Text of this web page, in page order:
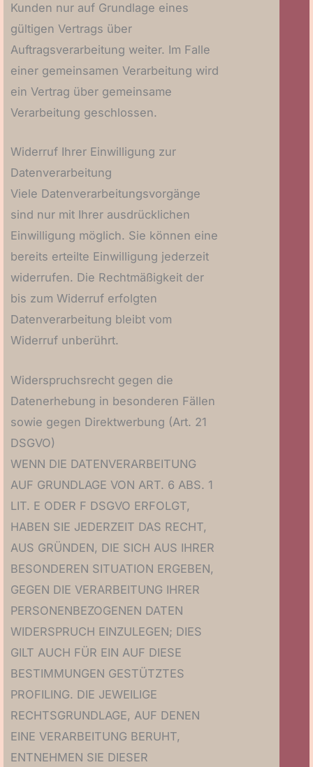
Kunden nur auf Grundlage eines
gültigen Vertrags über
Auftragsverarbeitung weiter. Im Falle
einer gemeinsamen Verarbeitung wird
ein Vertrag über gemeinsame
Verarbeitung geschlossen.
Widerruf Ihrer Einwilligung zur
Datenverarbeitung
Viele Datenverarbeitungsvorgänge
sind nur mit Ihrer ausdrücklichen
Einwilligung möglich. Sie können eine
bereits erteilte Einwilligung jederzeit
widerrufen. Die Rechtmäßigkeit der
bis zum Widerruf erfolgten
Datenverarbeitung bleibt vom
Widerruf unberührt.
Widerspruchsrecht gegen die
Datenerhebung in besonderen Fällen
sowie gegen Direktwerbung (Art. 21
DSGVO)
WENN DIE DATENVERARBEITUNG
AUF GRUNDLAGE VON ART. 6 ABS. 1
LIT. E ODER F DSGVO ERFOLGT,
HABEN SIE JEDERZEIT DAS RECHT,
AUS GRÜNDEN, DIE SICH AUS IHRER
BESONDEREN SITUATION ERGEBEN,
GEGEN DIE VERARBEITUNG IHRER
PERSONENBEZOGENEN DATEN
WIDERSPRUCH EINZULEGEN; DIES
GILT AUCH FÜR EIN AUF DIESE
BESTIMMUNGEN GESTÜTZTES
PROFILING. DIE JEWEILIGE
RECHTSGRUNDLAGE, AUF DENEN
EINE VERARBEITUNG BERUHT,
ENTNEHMEN SIE DIESER